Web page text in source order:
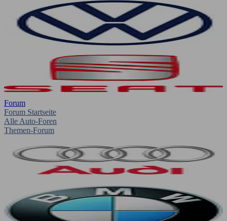
Forum
Forum Startseite
Alle Auto-Foren
Themen-Forum